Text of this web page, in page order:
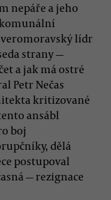
nepáře a jeho
lídr
strany —
a jak má ostré
Petr Nečas
kritizované
ansábl
boj
dělá
postupoval
— rezignace